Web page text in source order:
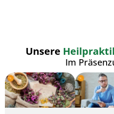
Unsere
Im